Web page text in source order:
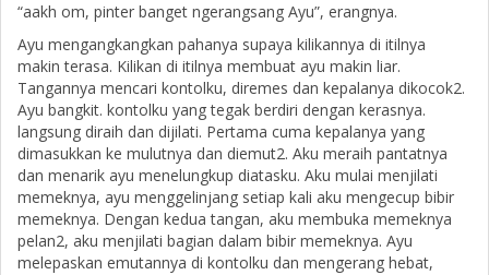
“aakh om, pinter banget ngerangsang Ayu”, erangnya.
Ayu mengangkangkan pahanya supaya kilikannya di itilnya
makin terasa. Kilikan di itilnya membuat ayu makin liar.
Tangannya mencari kontolku, diremes dan kepalanya dikocok2.
Ayu bangkit. kontolku yang tegak berdiri dengan kerasnya.
langsung diraih dan dijilati. Pertama cuma kepalanya yang
dimasukkan ke mulutnya dan diemut2. Aku meraih pantatnya
dan menarik ayu menelungkup diatasku. Aku mulai menjilati
memeknya, ayu menggelinjang setiap kali aku mengecup bibir
memeknya. Dengan kedua tangan, aku membuka memeknya
pelan2, aku menjilati bagian dalam bibir memeknya. Ayu
melepaskan emutannya di kontolku dan mengerang hebat,